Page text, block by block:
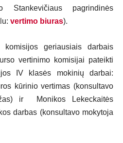
pagrindinės
vertimo biuras).
komisijos geriausiais darbais
vertinimo komisijai pateikti
IV klasės mokinių darbai:
kūrinio vertimas (konsultavo
ir Monikos Lekeckaitės
darbas (konsultavo mokytoja